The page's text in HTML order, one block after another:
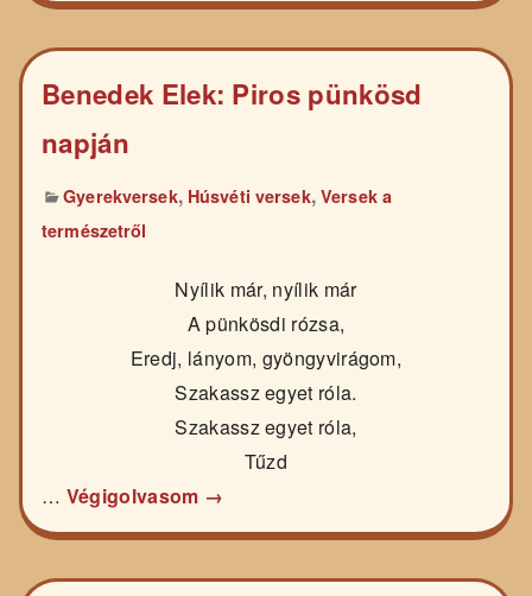
Benedek Elek: Piros pünkösd
napján
Gyerekversek, Húsvéti versek,Versek a
természetről
Nyílik már, nyílik már
A pünkösdi rózsa,
Eredj, lányom, gyöngyvirágom,
Szakassz egyet róla.
Szakassz egyet róla,
Tűzd
… Végigolvasom →